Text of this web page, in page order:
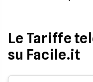
Le Tariffe
su Facile.it